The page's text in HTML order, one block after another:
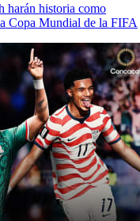
harán historia como
Copa Mundial de la FIFA